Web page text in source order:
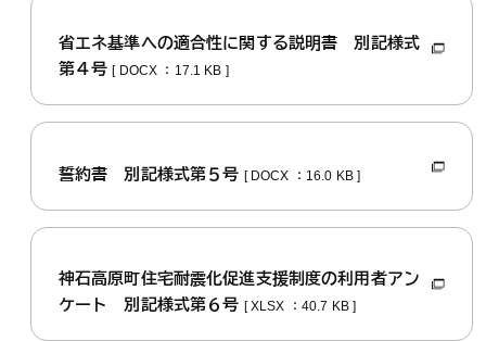
省エネ基準への適合性に関する説明書 別記様式
第４号[ DOCX ：17.1 KB ]
誓約書 別記様式第５号 [ DOCX ：16.0 KB ]
神石高原町住宅耐震化促進支援制度の利用者アン
ケート 別記様式第６号 [ XLSX ：40.7 KB ]